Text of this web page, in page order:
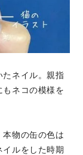
たネイル。親指
ネコの模様を
物の缶の色は
ルをした時期